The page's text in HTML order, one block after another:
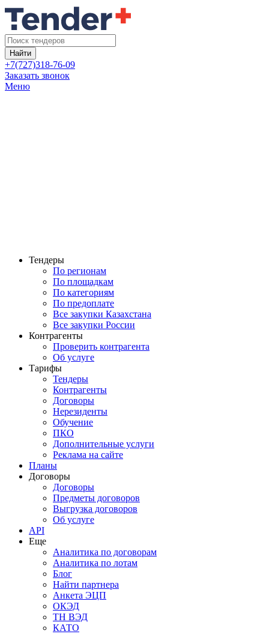
Найти
+7(727)318-76-09
Заказать звонок
Меню
Тендеры
По регионам
По площадкам
По категориям
По предоплате
Все закупки Казахстана
Все закупки России
Контрагенты
Проверить контрагента
Об услуге
Тарифы
Тендеры
Контрагенты
Договоры
Нерезиденты
Обучение
ПКО
Дополнительные услуги
Реклама на сайте
Планы
Договоры
Договоры
Предметы договоров
Выгрузка договоров
Об услуге
API
Еще
Аналитика по договорам
Аналитика по лотам
Блог
Найти партнера
Анкета ЭЦП
ОКЭД
ТН ВЭД
КАТО